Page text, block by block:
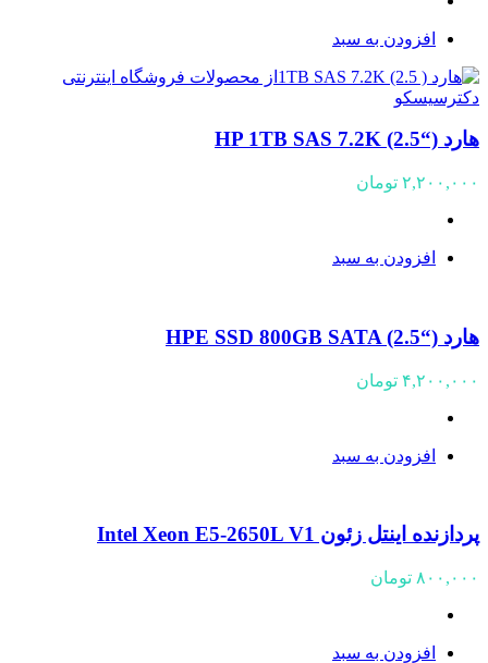
افزودن به سبد
هارد (“HP 1TB SAS 7.2K (2.5
۲,۲۰۰,۰۰۰ تومان
افزودن به سبد
هارد (“HPE SSD 800GB SATA (2.5
۴,۲۰۰,۰۰۰ تومان
افزودن به سبد
پردازنده اینتل زئون Intel Xeon E5-2650L V1
۸۰۰,۰۰۰ تومان
افزودن به سبد